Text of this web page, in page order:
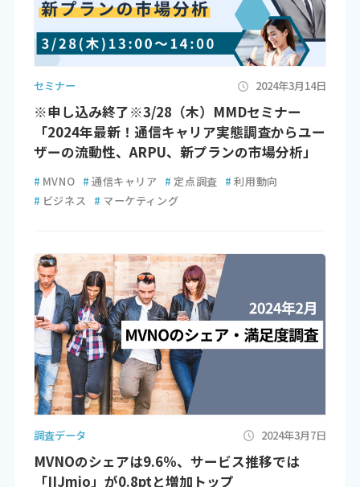
セミナー 2024年3月14日
※申し込み終了※3/28（木）MMDセミナー
「2024年最新！通信キャリア実態調査からユー
ザーの流動性、ARPU、新プランの市場分析」
# MVNO # 通信キャリア # 定点調査 # 利用動向
# ビジネス # マーケティング
調査データ 2024年3月7日
MVNOのシェアは9.6％、サービス推移では
「IIJmio」が0.8ptと増加トップ